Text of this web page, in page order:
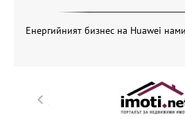
Енергийният бизнес на Huawei